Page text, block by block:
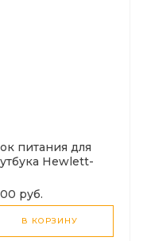
питания для
Hewlett-
руб.
В КОРЗИНУ